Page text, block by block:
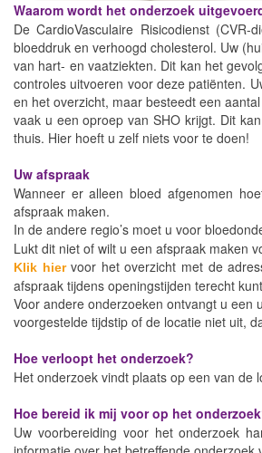
Waarom wordt het onderzoek
De CardioVasculaire Risicodienst
bloeddruk en verhoogd cholesterol. Uw
van hart- en vaatziekten. Dit kan het
controles uitvoeren voor deze patiënten.
en het overzicht, maar besteedt een
vaak u een oproep van SHO krijgt. Dit
thuis. Hier hoeft u zelf niets voor te doen!
Uw afspraak
Wanneer er alleen bloed afgenomen
afspraak maken.
In de andere regio’s moet u voor
Lukt dit niet of wilt u een afspraak maken
Klik hiervoor het overzicht met de
afspraak tijdens openingstijden terecht
Voor andere onderzoeken ontvangt u een
voorgestelde tijdstip of de locatie niet uit,
Hoe verloopt het onderzoek?
Het onderzoek vindt plaats op een van de
Hoe bereid ik mij voor op het
Uw voorbereiding voor het onderzoek